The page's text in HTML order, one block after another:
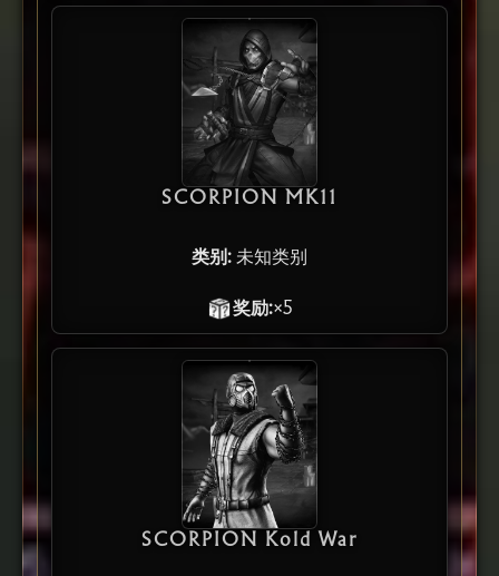
SCORPION MK11
类别: 未知类别
奖励:×5
SCORPION Kold War